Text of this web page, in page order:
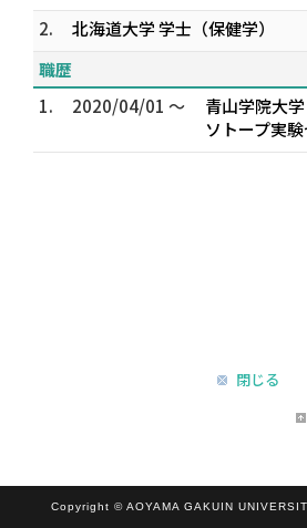
2.
北海道大学 学士（保健学）
職歴
1.
2020/04/01 ～
青山学院大
ソトープ実
閉じる
Copyright © AOYAMA GAKUIN